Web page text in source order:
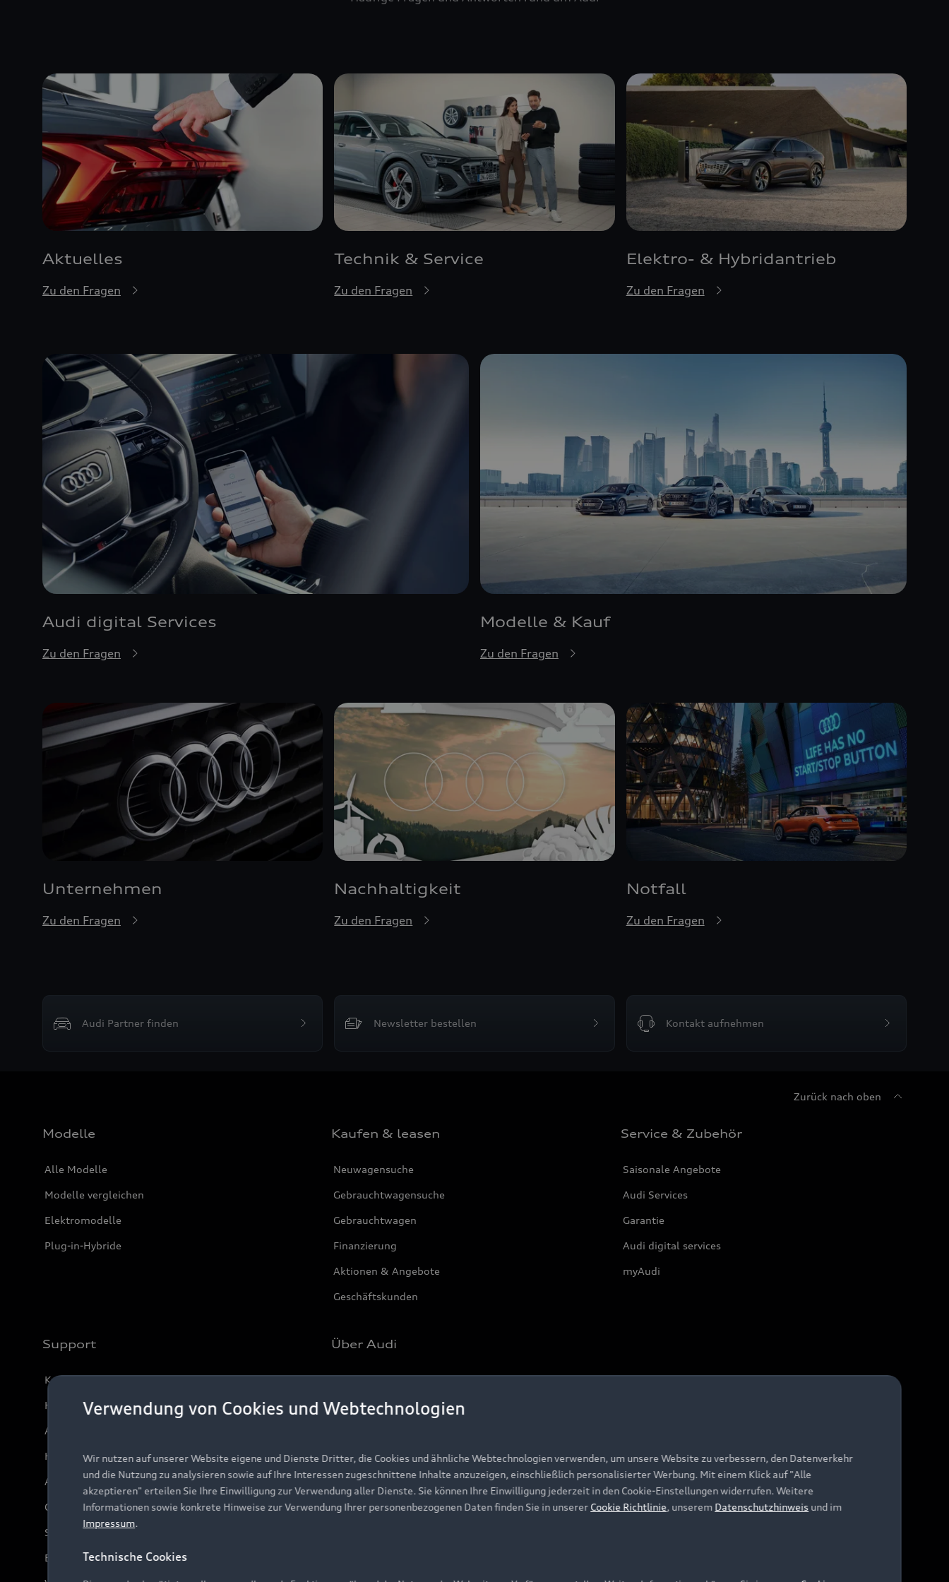
Aktuelles
Zu den Fragen
Technik & Service
Zu den Fragen
Elektro- & Hybridantrieb
Zu den Fragen
Audi digital Services
Zu den Fragen
Modelle & Kauf
Zu den Fragen
Unternehmen
Zu den Fragen
Nachhaltigkeit
Zu den Fragen
Notfall
Zu den Fragen
Audi Partner finden Newsletter bestellen Kontakt aufnehmen
Zurück nach oben
Modelle
Alle Modelle
Modelle vergleichen
Elektromodelle
Plug-in-Hybride
Kaufen & leasen
Neuwagensuche
Gebrauchtwagensuche
Gebrauchtwagen
Finanzierung
Aktionen & Angebote
Geschäftskunden
Service & Zubehör
Saisonale Angebote
Audi Services
Garantie
Audi digital services
myAudi
Support
Kundenservice
Händlersuche
Audi Code
Häufige Fragen (FAQ)
Audi Online Beratung
Online-Terminvereinbarung
Servicekontakt
Bordbuch & Bedienungsanleitungen
Über Audi
Karriere
Presse & Media Center
Datenschutz
Audi erleben
Verwendung von Cookies und Webtechnologien
Wir nutzen auf unserer Website eigene und Dienste Dritter, die Cookies und ähnliche Webtechnologien verwenden, um unsere Website zu verbessern, den Datenverkehr
und die Nutzung zu analysieren sowie auf Ihre Interessen zugeschnittene Inhalte anzuzeigen, einschließlich personalisierter Werbung. Mit einem Klick auf "Alle
akzeptieren" erteilen Sie Ihre Einwilligung zur Verwendung aller Dienste. Sie können Ihre Einwilligung jederzeit in den Cookie-Einstellungen widerrufen. Weitere
Informationen sowie konkrete Hinweise zur Verwendung Ihrer personenbezogenen Daten finden Sie in unserer Cookie Richtlinie, unserem Datenschutzhinweis und im
Impressum.
Technische Cookies